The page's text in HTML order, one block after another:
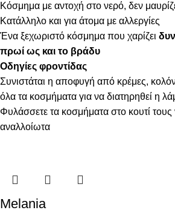
Κόσμημα με αντοχή στο νερό, δεν
Κατάλληλο και για άτομα με αλλεργίες
Ένα ξεχωριστό κόσμημα που χαρίζει
πρωί ως και το βράδυ
Οδηγίες φροντίδας
Συνιστάται η αποφυγή από κρέμες,
όλα τα κοσμήματα για να διατηρηθεί η
Φυλάσσετε τα κοσμήματα στο κουτί τους
αναλλοίωτα
Melania